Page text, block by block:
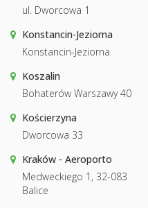
ul. Dworcowa 1
Konstancin-Jeziorna
Konstancin-Jeziorna
Koszalin
Bohaterów Warszawy 40
Kościerzyna
Dworcowa 33
Kraków - Aeroporto
Medweckiego 1, 32-083
Balice